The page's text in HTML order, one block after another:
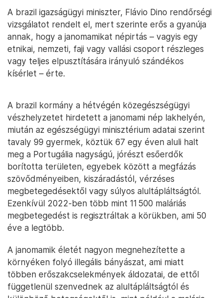
A brazil igazságügyi miniszter, Flávio Dino rendőrségi
vizsgálatot rendelt el, mert szerinte erős a gyanúja
annak, hogy a janomamikat népirtás – vagyis egy
etnikai, nemzeti, faji vagy vallási csoport részleges
vagy teljes elpusztítására irányuló szándékos
kísérlet – érte.
A brazil kormány a hétvégén közegészségügyi
vészhelyzetet hirdetett a janomami nép lakhelyén,
miután az egészségügyi minisztérium adatai szerint
tavaly 99 gyermek, köztük 67 egy éven aluli halt
meg a Portugália nagyságú, jórészt esőerdők
borította területen, egyebek között a megfázás
szövődményeiben, kiszáradástól, vérzéses
megbetegedésektől vagy súlyos alultápláltságtól.
Ezenkívül 2022-ben több mint 11 500 maláriás
megbetegedést is regisztráltak a körükben, ami 50
éve a legtöbb.
A janomamik életét nagyon megnehezítette a
környéken folyó illegális bányászat, ami miatt
többen erőszakcselekmények áldozatai, de ettől
függetlenül szenvednek az alultápláltságtól és